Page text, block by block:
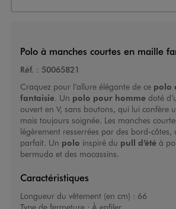
Polo à manches courtes en maille
Réf. : 50065821
Craquez pour l’allure élégante de ce polo
fantaisie. Un polo pour hommedoté
ouvert en V, sans boutons, qui lui confère
mais toujours soignée. Les manches
légèrement resserrées par des bord-
parfait. Un polo inspiré du pull d’étéà
bermuda et des mocassins.
Caractéristiques
Longueur du vêtement (en cm) : 66